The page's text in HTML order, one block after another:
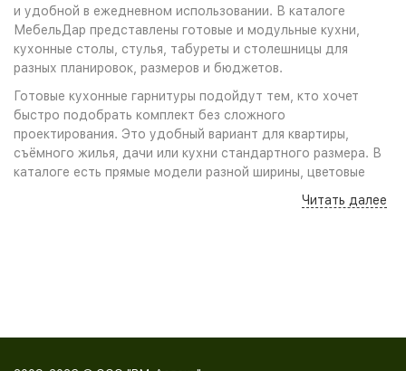
и удобной в ежедневном использовании. В каталоге
МебельДар представлены готовые и модульные кухни,
кухонные столы, стулья, табуреты и столешницы для
разных планировок, размеров и бюджетов.
Готовые кухонные гарнитуры подойдут тем, кто хочет
быстро подобрать комплект без сложного
проектирования. Это удобный вариант для квартиры,
съёмного жилья, дачи или кухни стандартного размера. В
каталоге есть прямые модели разной ширины, цветовые
практичные решения для небольших помещений.
Читать далее